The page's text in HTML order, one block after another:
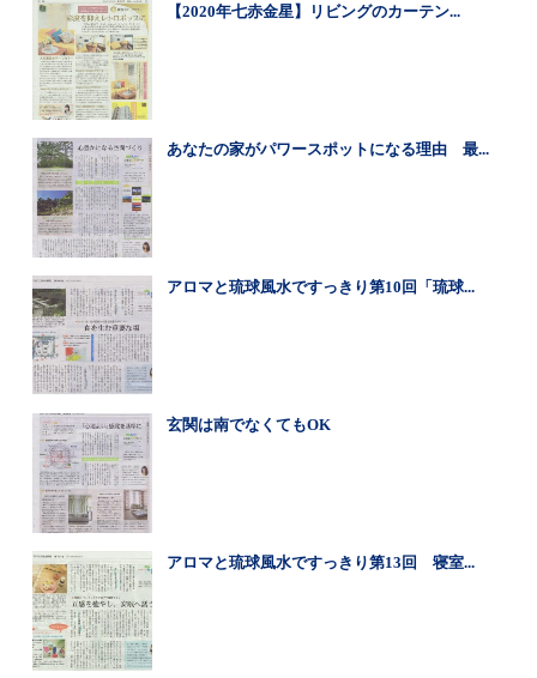
【2020年七赤金星】リビングのカーテン...
あなたの家がパワースポットになる理由 最...
アロマと琉球風水ですっきり第10回「琉球...
玄関は南でなくてもOK
アロマと琉球風水ですっきり第13回 寝室...